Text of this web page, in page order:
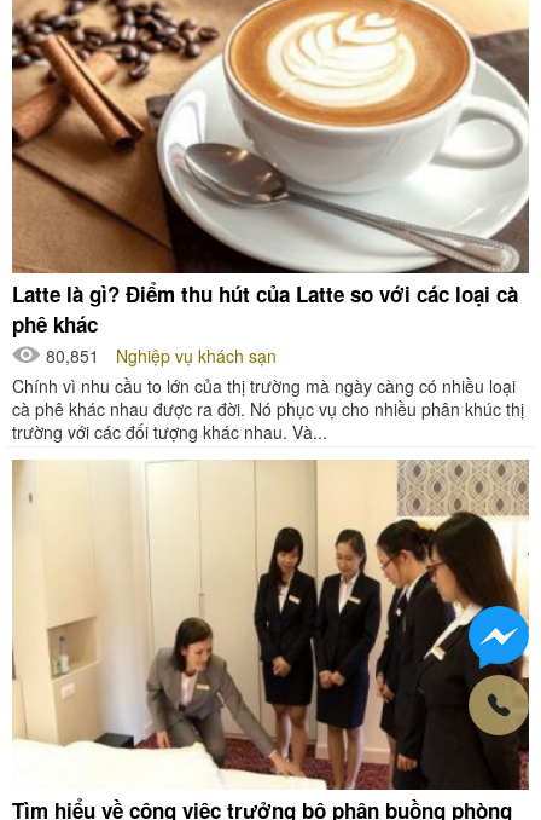
Latte là gì? Điểm thu hút của Latte so với các loại cà
phê khác
80,851
Nghiệp vụ khách sạn
Chính vì nhu cầu to lớn của thị trường mà ngày càng có nhiều loại
cà phê khác nhau được ra đời. Nó phục vụ cho nhiều phân khúc thị
trường với các đối tượng khác nhau. Và...
Tìm hiểu về công việc trưởng bộ phận buồng phòng